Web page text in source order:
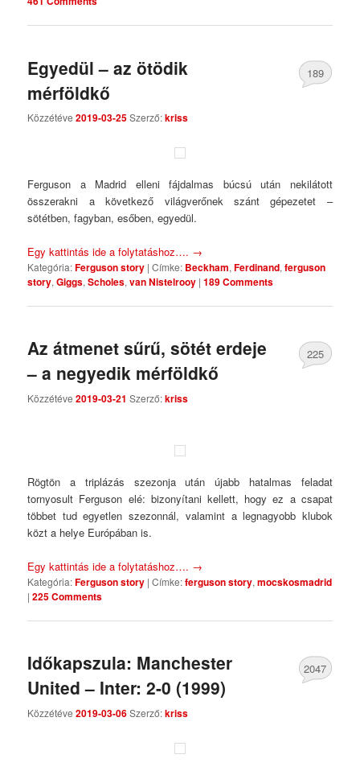
Egyedül – az ötödik
mérföldkő
Közzétéve2019-03-25Szerző:kriss
189
Ferguson a Madrid elleni fájdalmas búcsú után nekilátott
összerakni a következő világverőnek szánt gépezetet –
sötétben, fagyban, esőben, egyedül.
Egy kattintás ide a folytatáshoz…. →
Kategória:Ferguson story |Címke: Beckham,Ferdinand,ferguson
story,Giggs,Scholes,van Nistelrooy |189 Comments
Az átmenet sűrű, sötét erdeje
– a negyedik mérföldkő
Közzétéve2019-03-21 Szerző:kriss
225
Rögtön a triplázás szezonja után újabb hatalmas feladat
tornyosult Ferguson elé: bizonyítani kellett, hogy ez a csapat
többet tud egyetlen szezonnál, valamint a legnagyobb klubok
közt a helye Európában is.
Egy kattintás ide a folytatáshoz…. →
Kategória:Ferguson story |Címke:ferguson story,mocskosmadrid
|225 Comments
Időkapszula: Manchester
United – Inter: 2-0 (1999)
Közzétéve2019-03-06Szerző:kriss
2047